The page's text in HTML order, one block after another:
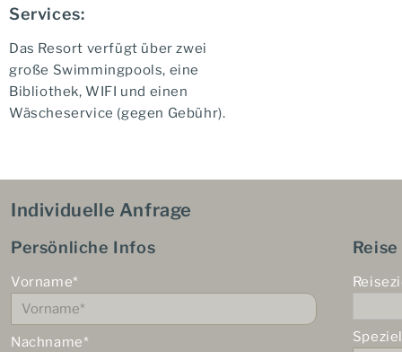
Services:
Das Resort verfügt über zwei
große Swimmingpools, eine
Bibliothek, WIFI und einen
Wäscheservice (gegen Gebühr).
Individuelle Anfrage
Persönliche Infos
Vorname*
Nachname*